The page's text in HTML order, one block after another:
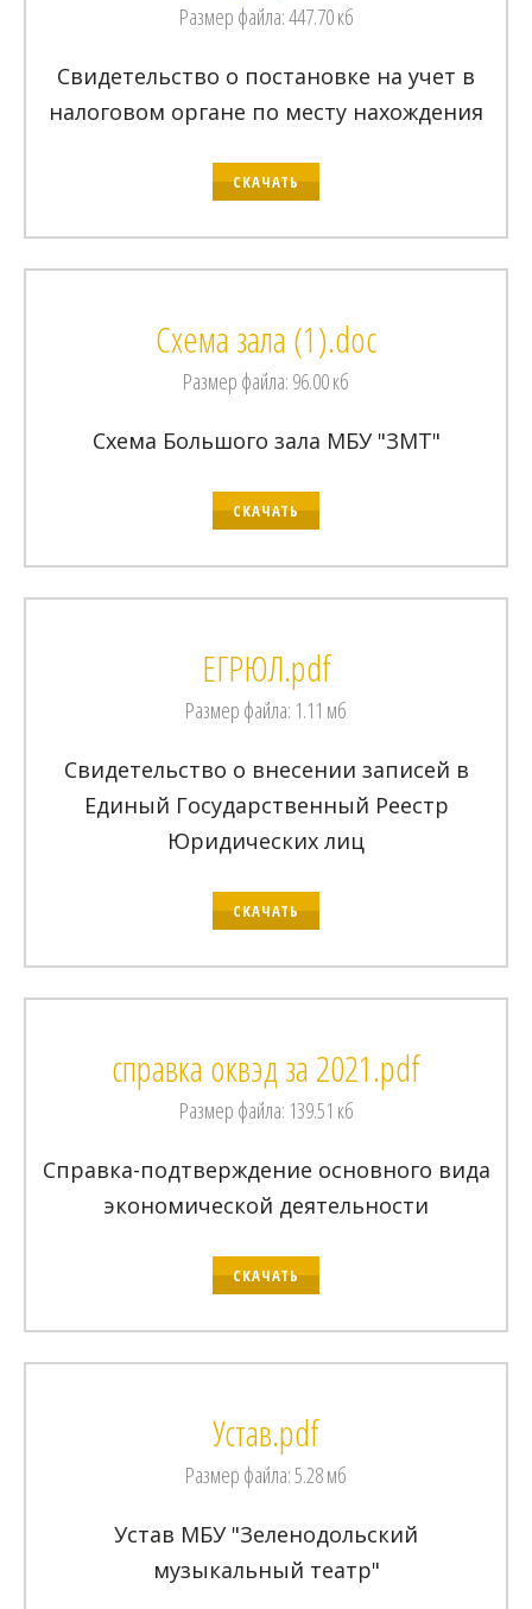
Размер файла: 447.70 кб
Свидетельство о постановке на учет в
налоговом органе по месту нахождения
СКАЧАТЬ
Схема зала (1).doc
Размер файла: 96.00 кб
Схема Большого зала МБУ "ЗМТ"
СКАЧАТЬ
ЕГРЮЛ.pdf
Размер файла: 1.11 мб
Свидетельство о внесении записей в
Единый Государственный Реестр
Юридических лиц
СКАЧАТЬ
справка оквэд за 2021.pdf
Размер файла: 139.51 кб
Справка-подтверждение основного вида
экономической деятельности
СКАЧАТЬ
Устав.pdf
Размер файла: 5.28 мб
Устав МБУ "Зеленодольский
музыкальный театр"